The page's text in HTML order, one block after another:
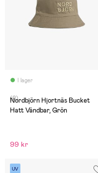
I lager
(0)
Nordbjörn Hjortnäs Bucket
Hatt Vändbar, Grön
99 kr
UV